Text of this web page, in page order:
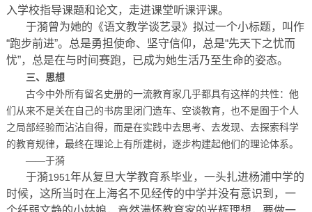
入学校指导课题和论文，走进课堂听课评课。
于漪曾为她的《语文教学谈艺录》拟过一个小标题，叫作
“跑步前进”。总是勇担使命、坚守信仰，总是“先天下之忧而
忧”，总是在与时间赛跑，已成为她生活乃至生命的姿态。
三、思想
古今中外所有留名史册的一流教育家几乎都具有这样的共性：他
们从来不是关在自己的书房里闭门造车、空谈教育，也不是囿于个人
之局部经验而沾沾自得，而是在实践中去思考、去发现、去探索科学
的教育规律，最终在理论上有所建树，逐步构建起他们的理论体系。
——于漪
于漪1951年从复旦大学教育系毕业，一头扎进杨浦中学的
时候，这所当时在上海名不见经传的中学并没有意识到，一